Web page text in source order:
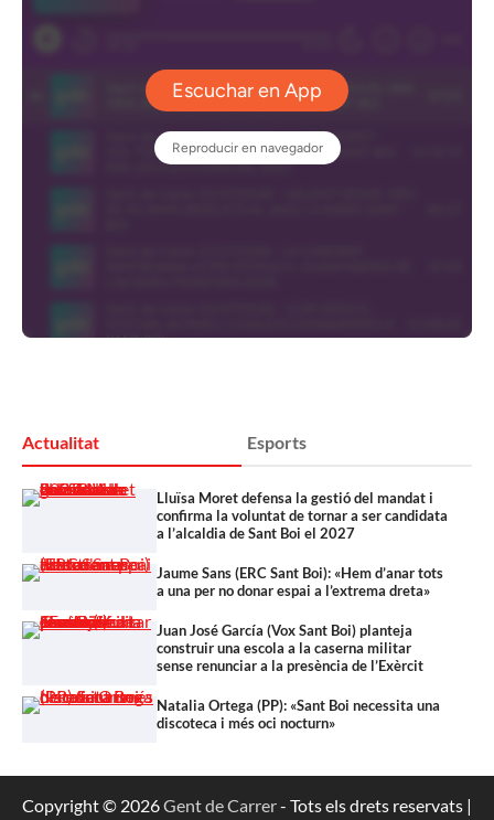
Actualitat Esports
Lluïsa Moret defensa la gestió del mandat i
confirma la voluntat de tornar a ser candidata
a l’alcaldia de Sant Boi el 2027
Jaume Sans (ERC Sant Boi): «Hem d’anar tots
a una per no donar espai a l’extrema dreta»
Juan José García (Vox Sant Boi) planteja
construir una escola a la caserna militar
sense renunciar a la presència de l’Exèrcit
Natalia Ortega (PP): «Sant Boi necessita una
discoteca i més oci nocturn»
Copyright © 2026Gent de Carrer- Tots els drets reservats |